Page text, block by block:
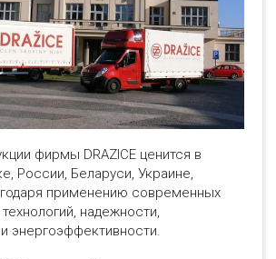
фирмы DRAZICE ценится в
России, Беларуси, Украине,
применению современных
надежности,
энергоэффективности.